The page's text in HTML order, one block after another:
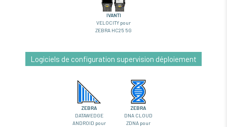
IVANTI
VELOCITY pour
ZEBRA HC25 5G
Logiciels de configuration supervision déploiement
ZEBRA
DATAWEDGE
ANDROID pour
ZEBRA
DNA CLOUD
ZDNA pour